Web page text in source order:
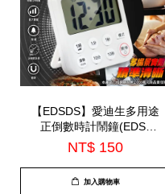
【EDSDS】愛迪生多用途
正倒數時計鬧鐘(EDS-
P5704)
NT$ 150
加入購物車